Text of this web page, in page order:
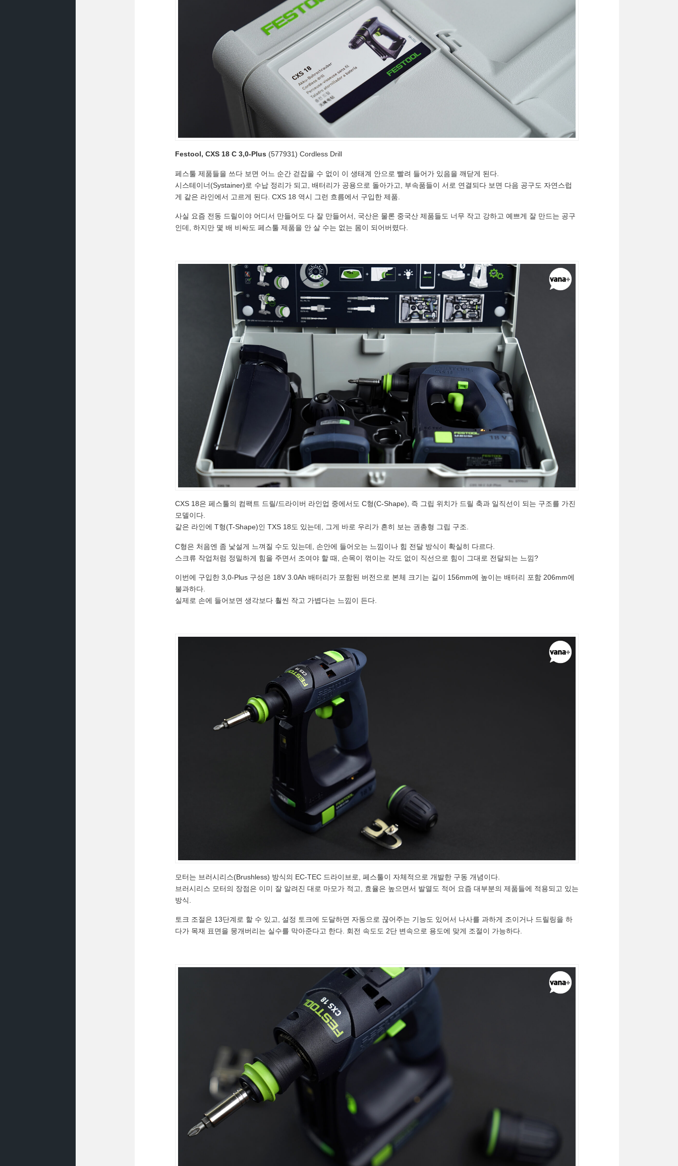
Festool, CXS 18 C 3,0-Plus (577931) Cordless Drill
페스툴 제품들을 쓰다 보면 어느 순간 걷잡을 수 없이 이 생태계 안으로 빨려 들어가 있음을 깨닫게 된다.
시스테이너(Systainer)로 수납 정리가 되고, 배터리가 공용으로 돌아가고, 부속품들이 서로 연결되다 보면 다음 공구도 자연스럽
게 같은 라인에서 고르게 된다. CXS 18 역시 그런 흐름에서 구입한 제품.
사실 요즘 전동 드릴이야 어디서 만들어도 다 잘 만들어서, 국산은 물론 중국산 제품들도 너무 작고 강하고 예쁘게 잘 만드는 공구
인데, 하지만 몇 배 비싸도 페스툴 제품을 안 살 수는 없는 몸이 되어버렸다.
CXS 18은 페스툴의 컴팩트 드릴/드라이버 라인업 중에서도 C형(C-Shape), 즉 그립 위치가 드릴 축과 일직선이 되는 구조를 가진
모델이다.
같은 라인에 T형(T-Shape)인 TXS 18도 있는데, 그게 바로 우리가 흔히 보는 권총형 그립 구조.
C형은 처음엔 좀 낯설게 느껴질 수도 있는데, 손안에 들어오는 느낌이나 힘 전달 방식이 확실히 다르다.
스크류 작업처럼 정밀하게 힘을 주면서 조여야 할 때, 손목이 꺾이는 각도 없이 직선으로 힘이 그대로 전달되는 느낌?
이번에 구입한 3,0-Plus 구성은 18V 3.0Ah 배터리가 포함된 버전으로 본체 크기는 길이 156mm에 높이는 배터리 포함 206mm에
불과하다.
실제로 손에 들어보면 생각보다 훨씬 작고 가볍다는 느낌이 든다.
모터는 브러시리스(Brushless) 방식의 EC-TEC 드라이브로, 페스툴이 자체적으로 개발한 구동 개념이다.
브러시리스 모터의 장점은 이미 잘 알려진 대로 마모가 적고, 효율은 높으면서 발열도 적어 요즘 대부분의 제품들에 적용되고 있는
방식.
토크 조절은 13단계로 할 수 있고, 설정 토크에 도달하면 자동으로 끊어주는 기능도 있어서 나사를 과하게 조이거나 드릴링을 하
다가 목재 표면을 뭉개버리는 실수를 막아준다고 한다. 회전 속도도 2단 변속으로 용도에 맞게 조절이 가능하다.